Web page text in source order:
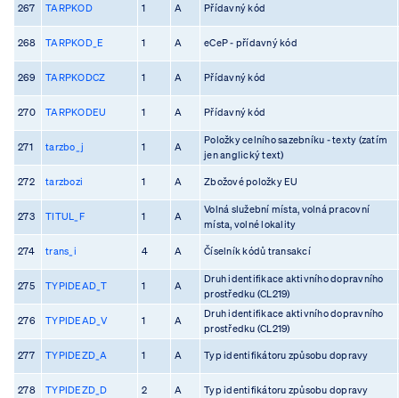
267 TARPKOD 1 A Přídavný kód
268 TARPKOD_E 1 A eCeP - přídavný kód
269 TARPKODCZ 1 A Přídavný kód
270 TARPKODEU 1 A Přídavný kód
271 tarzbo_j 1 A
Položky celního sazebníku - texty (zatím
jen anglický text)
272 tarzbozi 1 A Zbožové položky EU
273 TITUL_F 1 A
Volná služební místa, volná pracovní
místa, volné lokality
274 trans_i 4 A Číselník kódů transakcí
275 TYPIDEAD_T 1 A
Druh identifikace aktivního dopravního
prostředku (CL219)
276 TYPIDEAD_V 1 A
Druh identifikace aktivního dopravního
prostředku (CL219)
277 TYPIDEZD_A 1 A Typ identifikátoru způsobu dopravy
278 TYPIDEZD_D 2 A Typ identifikátoru způsobu dopravy